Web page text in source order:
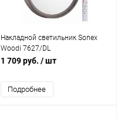
Накладной светильник Sonex
Woodi 7627/DL
1 709 руб. / шт
Подробнее